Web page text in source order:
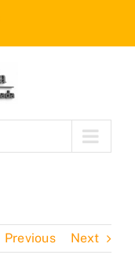
Previous Next